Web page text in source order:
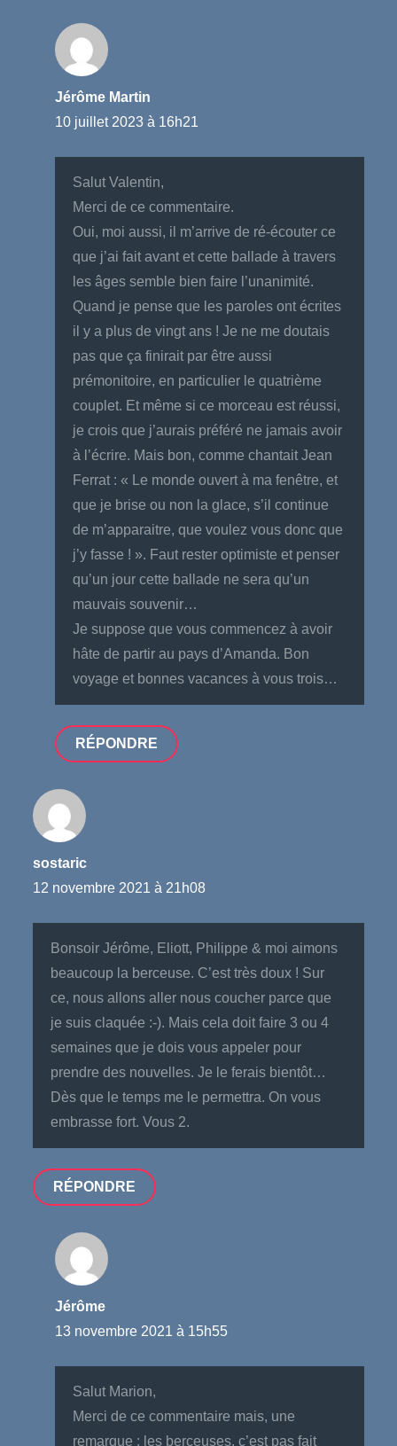
Jérôme Martin
10 juillet 2023 à 16h21
Salut Valentin,
Merci de ce commentaire.
Oui, moi aussi, il m’arrive de ré-écouter ce
que j’ai fait avant et cette ballade à travers
les âges semble bien faire l’unanimité.
Quand je pense que les paroles ont écrites
il y a plus de vingt ans ! Je ne me doutais
pas que ça finirait par être aussi
prémonitoire, en particulier le quatrième
couplet. Et même si ce morceau est réussi,
je crois que j’aurais préféré ne jamais avoir
à l’écrire. Mais bon, comme chantait Jean
Ferrat : « Le monde ouvert à ma fenêtre, et
que je brise ou non la glace, s’il continue
de m’apparaitre, que voulez vous donc que
j’y fasse ! ». Faut rester optimiste et penser
qu’un jour cette ballade ne sera qu’un
mauvais souvenir…
Je suppose que vous commencez à avoir
hâte de partir au pays d’Amanda. Bon
voyage et bonnes vacances à vous trois…
RÉPONDRE
sostaric
12 novembre 2021 à 21h08
Bonsoir Jérôme, Eliott, Philippe & moi aimons
beaucoup la berceuse. C’est très doux ! Sur
ce, nous allons aller nous coucher parce que
je suis claquée :-). Mais cela doit faire 3 ou 4
semaines que je dois vous appeler pour
prendre des nouvelles. Je le ferais bientôt…
Dès que le temps me le permettra. On vous
embrasse fort. Vous 2.
RÉPONDRE
Jérôme
13 novembre 2021 à 15h55
Salut Marion,
Merci de ce commentaire mais, une
remarque : les berceuses, c’est pas fait